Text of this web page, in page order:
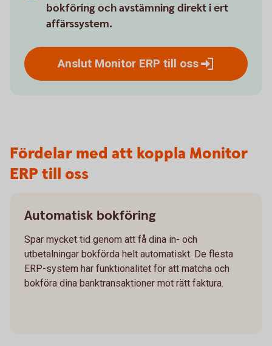
bokföring och avstämning direkt i ert
affärssystem.
Anslut Monitor ERP till oss
Fördelar med att koppla Monitor
ERP till oss
Automatisk bokföring
Spar mycket tid genom att få dina in- och
utbetalningar bokförda helt automatiskt. De flesta
ERP-system har funktionalitet för att matcha och
bokföra dina banktransaktioner mot rätt faktura.